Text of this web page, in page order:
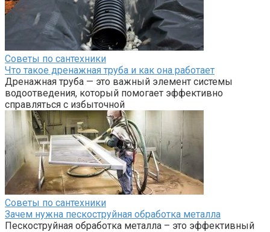
Советы по сантехники
Что такое дренажная труба и как она работает
Дренажная труба — это важный элемент системы
водоотведения, который помогает эффективно
справляться с избыточной
Советы по сантехники
Зачем нужна пескоструйная обработка металла
Пескоструйная обработка металла – это эффективный